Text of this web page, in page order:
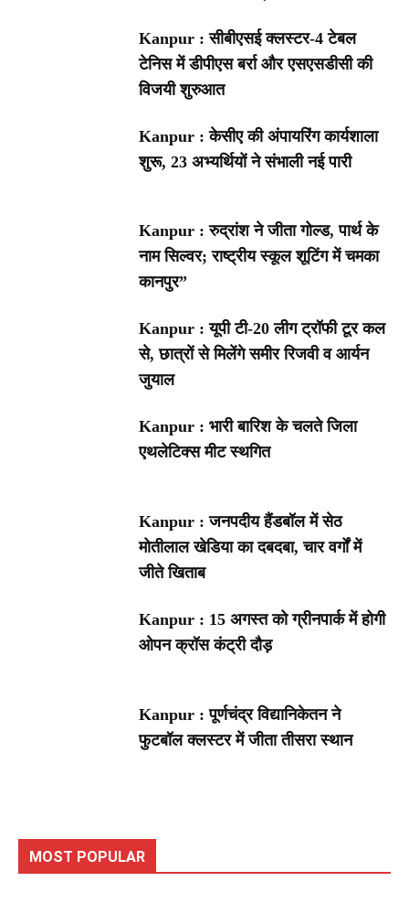
Kanpur : सीबीएसई क्लस्टर-4 टेबल
टेनिस में डीपीएस बर्रा और एसएसडीसी की
विजयी शुरुआत
Kanpur : केसीए की अंपायरिंग कार्यशाला
शुरू, 23 अभ्यर्थियों ने संभाली नई पारी
Kanpur : रुद्रांश ने जीता गोल्ड, पार्थ के
नाम सिल्वर; राष्ट्रीय स्कूल शूटिंग में चमका
कानपुर”
Kanpur : यूपी टी-20 लीग ट्रॉफी टूर कल
से, छात्रों से मिलेंगे समीर रिजवी व आर्यन
जुयाल
Kanpur : भारी बारिश के चलते जिला
एथलेटिक्स मीट स्थगित
Kanpur : जनपदीय हैंडबॉल में सेठ
मोतीलाल खेडिया का दबदबा, चार वर्गों में
जीते खिताब
Kanpur : 15 अगस्त को ग्रीनपार्क में होगी
ओपन क्रॉस कंट्री दौड़
Kanpur : पूर्णचंद्र विद्यानिकेतन ने
फुटबॉल क्लस्टर में जीता तीसरा स्थान
MOST POPULAR